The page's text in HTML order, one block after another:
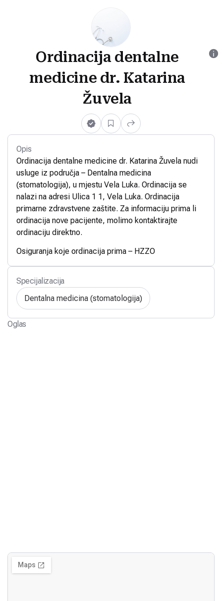
Ordinacija dentalne
medicine dr. Katarina
Žuvela
Opis
Ordinacija dentalne medicine dr. Katarina Žuvela nudi
usluge iz područja – Dentalna medicina
(stomatologija), u mjestu Vela Luka. Ordinacija se
nalazi na adresi Ulica 1 1, Vela Luka. Ordinacija
primarne zdravstvene zaštite. Za informaciju prima li
ordinacija nove pacijente, molimo kontaktirajte
ordinaciju direktno.
Osiguranja koje ordinacija prima – HZZO
Specijalizacija
Dentalna medicina (stomatologija)
Oglas